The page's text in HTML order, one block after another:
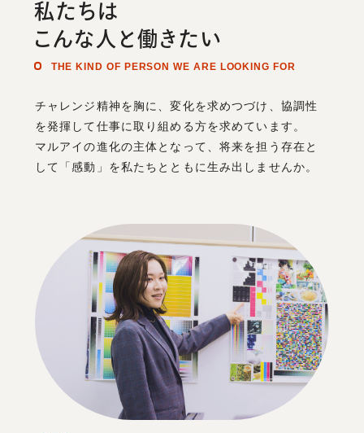
私たちは
こんな人と働きたい
THE KIND OF PERSON WE ARE LOOKING FOR
チャレンジ精神を胸に、変化を求めつづけ、協調性
を発揮して仕事に取り組める方を求めています。
マルアイの進化の主体となって、将来を担う存在と
して「感動」を私たちとともに生み出しませんか。